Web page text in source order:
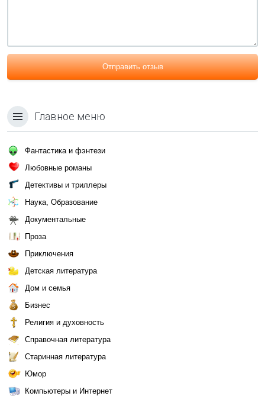
Отправить отзыв
Главное меню
Фантастика и фэнтези
Любовные романы
Детективы и триллеры
Наука, Образование
Документальные
Проза
Приключения
Детская литература
Дом и семья
Бизнес
Религия и духовность
Справочная литература
Старинная литература
Юмор
Компьютеры и Интернет